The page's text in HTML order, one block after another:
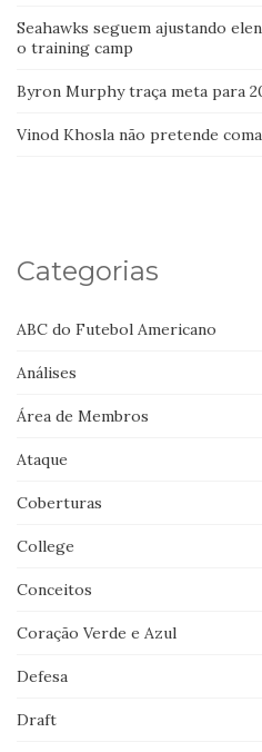
Seahawks seguem ajustando
o training camp
Byron Murphy traça meta para
Vinod Khosla não pretende
Categorias
ABC do Futebol Americano
Análises
Área de Membros
Ataque
Coberturas
College
Conceitos
Coração Verde e Azul
Defesa
Draft